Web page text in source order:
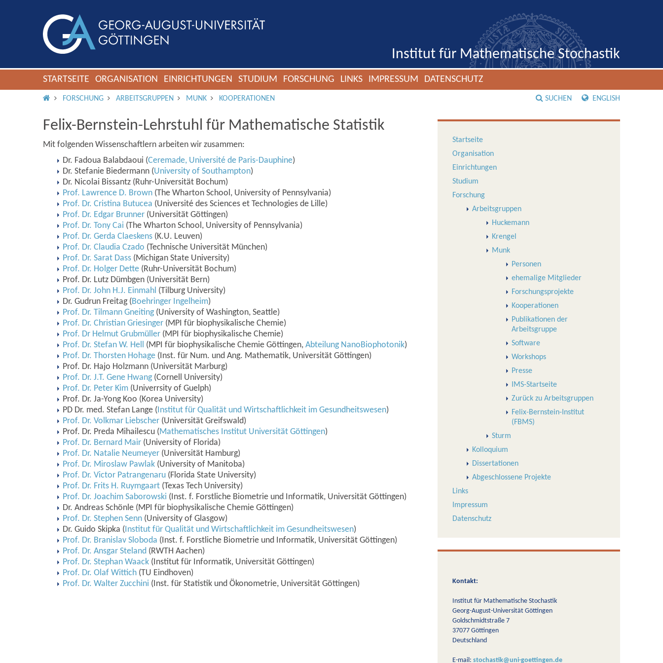
Institut für Mathematische Stochastik
STARTSEITE ORGANISATION EINRICHTUNGEN STUDIUM FORSCHUNG LINKS IMPRESSUM DATENSCHUTZ
IMS ROOT
FORSCHUNG ARBEITSGRUPPEN MUNK KOOPERATIONEN SUCHEN ENGLISH
Felix-Bernstein-Lehrstuhl für Mathematische Statistik
Mit folgenden Wissenschaftlern arbeiten wir zusammen:
Dr. Fadoua Balabdaoui (Ceremade, Université de Paris-Dauphine)
Dr. Stefanie Biedermann (University of Southampton)
Dr. Nicolai Bissantz (Ruhr-Universität Bochum)
Prof. Lawrence D. Brown (The Wharton School, University of Pennsylvania)
Prof. Dr. Cristina Butucea (Université des Sciences et Technologies de Lille)
Prof. Dr. Edgar Brunner (Universität Göttingen)
Prof. Dr. Tony Cai (The Wharton School, University of Pennsylvania)
Prof. Dr. Gerda Claeskens (K.U. Leuven)
Prof. Dr. Claudia Czado (Technische Universität München)
Prof. Dr. Sarat Dass (Michigan State University)
Prof. Dr. Holger Dette (Ruhr-Universität Bochum)
Prof. Dr. Lutz Dümbgen (Universität Bern)
Prof. Dr. John H.J. Einmahl (Tilburg University)
Dr. Gudrun Freitag (Boehringer Ingelheim)
Prof. Dr. Tilmann Gneiting(University of Washington, Seattle)
Prof. Dr. Christian Griesinger (MPI für biophysikalische Chemie)
Prof. Dr Helmut Grubmüller (MPI für biophysikalische Chemie)
Prof. Dr. Stefan W. Hell (MPI für biophysikalische Chemie Göttingen, Abteilung NanoBiophotonik)
Prof. Dr. Thorsten Hohage (Inst. für Num. und Ang. Mathematik, Universität Göttingen)
Prof. Dr. Hajo Holzmann (Universität Marburg)
Prof. Dr. J.T. Gene Hwang(Cornell University)
Prof. Dr. Peter Kim (Univerrsity of Guelph)
Prof. Dr. Ja-Yong Koo (Korea University)
PD Dr. med. Stefan Lange (Institut für Qualität und Wirtschaftlichkeit im Gesundheitswesen)
Prof. Dr. Volkmar Liebscher (Universität Greifswald)
Prof. Dr. Preda Mihailescu (Mathematisches Institut Universität Göttingen)
Prof. Dr. Bernard Mair (University of Florida)
Prof. Dr. Natalie Neumeyer (Universität Hamburg)
Prof. Dr. Miroslaw Pawlak (University of Manitoba)
Prof. Dr. Victor Patrangenaru (Florida State University)
Prof. Dr. Frits H. Ruymgaart (Texas Tech University)
Prof. Dr. Joachim Saborowski (Inst. f. Forstliche Biometrie und Informatik, Universität Göttingen)
Dr. Andreas Schönle (MPI für biophysikalische Chemie Göttingen)
Prof. Dr. Stephen Senn (University of Glasgow)
Dr. Guido Skipka (Institut für Qualität und Wirtschaftlichkeit im Gesundheitswesen)
Prof. Dr. Branislav Sloboda (Inst. f. Forstliche Biometrie und Informatik, Universität Göttingen)
Prof. Dr. Ansgar Steland (RWTH Aachen)
Prof. Dr. Stephan Waack (Institut für Informatik, Universität Göttingen)
Prof. Dr. Olaf Wittich (TU Eindhoven)
Prof. Dr. Walter Zucchini (Inst. für Statistik und Ökonometrie, Universität Göttingen)
Startseite
Organisation
Einrichtungen
Studium
Forschung
Arbeitsgruppen
Huckemann
Krengel
Munk
Personen
ehemalige Mitglieder
Forschungsprojekte
Kooperationen
Publikationen der
Arbeitsgruppe
Software
Workshops
Presse
IMS-Startseite
Zurück zu Arbeitsgruppen
Felix-Bernstein-Institut
(FBMS)
Sturm
Kolloquium
Dissertationen
Abgeschlossene Projekte
Links
Impressum
Datenschutz
Kontakt:
Institut für Mathematische Stochastik
Georg-August-Universität Göttingen
Goldschmidtstraße 7
37077 Göttingen
Deutschland
E-mail: stochastik@uni-goettingen.de